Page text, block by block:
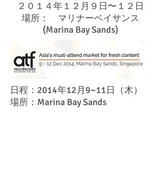
２０１４年１２月９日〜１２日
場所： マリナーベイサンス
(Marina Bay Sands)
日程：2014年12月9~11日（木）
場所：Marina Bay Sands